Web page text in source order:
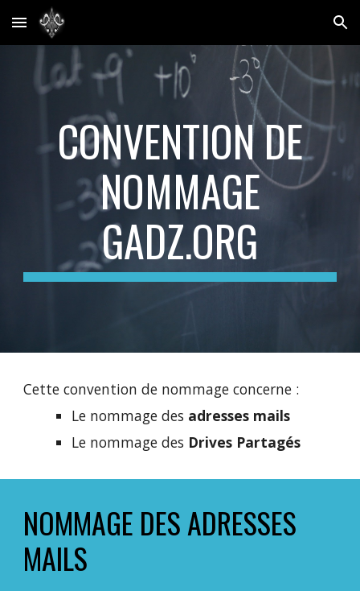
Skip to main content Skip to navigation
CONVENTION DE
NOMMAGE
GADZ.ORG
Cette convention de nommage concerne :
Le nommage des adresses mails
Le nommage des Drives Partagés
NOMMAGE DES ADRESSES
MAILS